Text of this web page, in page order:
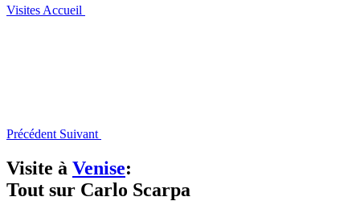
Visites Accueil
Précédent Suivant
Visite à Venise:
Tout sur Carlo Scarpa